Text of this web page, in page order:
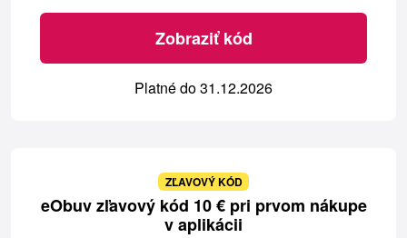
Zobraziť kód
Platné do 31.12.2026
ZĽAVOVÝ KÓD
eObuv zľavový kód 10 € pri prvom nákupe
v aplikácii